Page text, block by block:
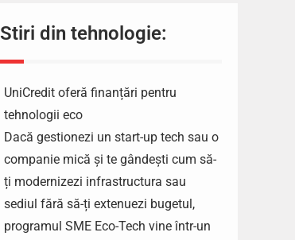
Stiri din tehnologie:
UniCredit oferă finanțări pentru
tehnologii eco
Dacă gestionezi un start-up tech sau o
companie mică și te gândești cum să-
ți modernizezi infrastructura sau
sediul fără să-ți extenuezi bugetul,
programul SME Eco-Tech vine într-un